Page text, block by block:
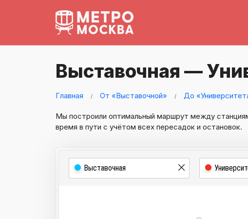
Выставочная —
Главная От «Выставочной» До
Мы построили оптимальный маршрут между
время в пути с учётом всех пересадок и остановок.